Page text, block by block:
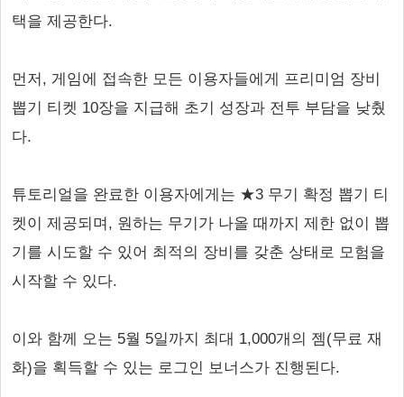
택을 제공한다.
먼저, 게임에 접속한 모든 이용자들에게 프리미엄 장비
뽑기 티켓 10장을 지급해 초기 성장과 전투 부담을 낮췄
다.
튜토리얼을 완료한 이용자에게는 ★3 무기 확정 뽑기 티
켓이 제공되며, 원하는 무기가 나올 때까지 제한 없이 뽑
기를 시도할 수 있어 최적의 장비를 갖춘 상태로 모험을
시작할 수 있다.
이와 함께 오는 5월 5일까지 최대 1,000개의 젬(무료 재
화)을 획득할 수 있는 로그인 보너스가 진행된다.